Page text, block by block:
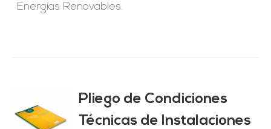
Energías Renovables.
Pliego de Condiciones
Técnicas de Instalaciones